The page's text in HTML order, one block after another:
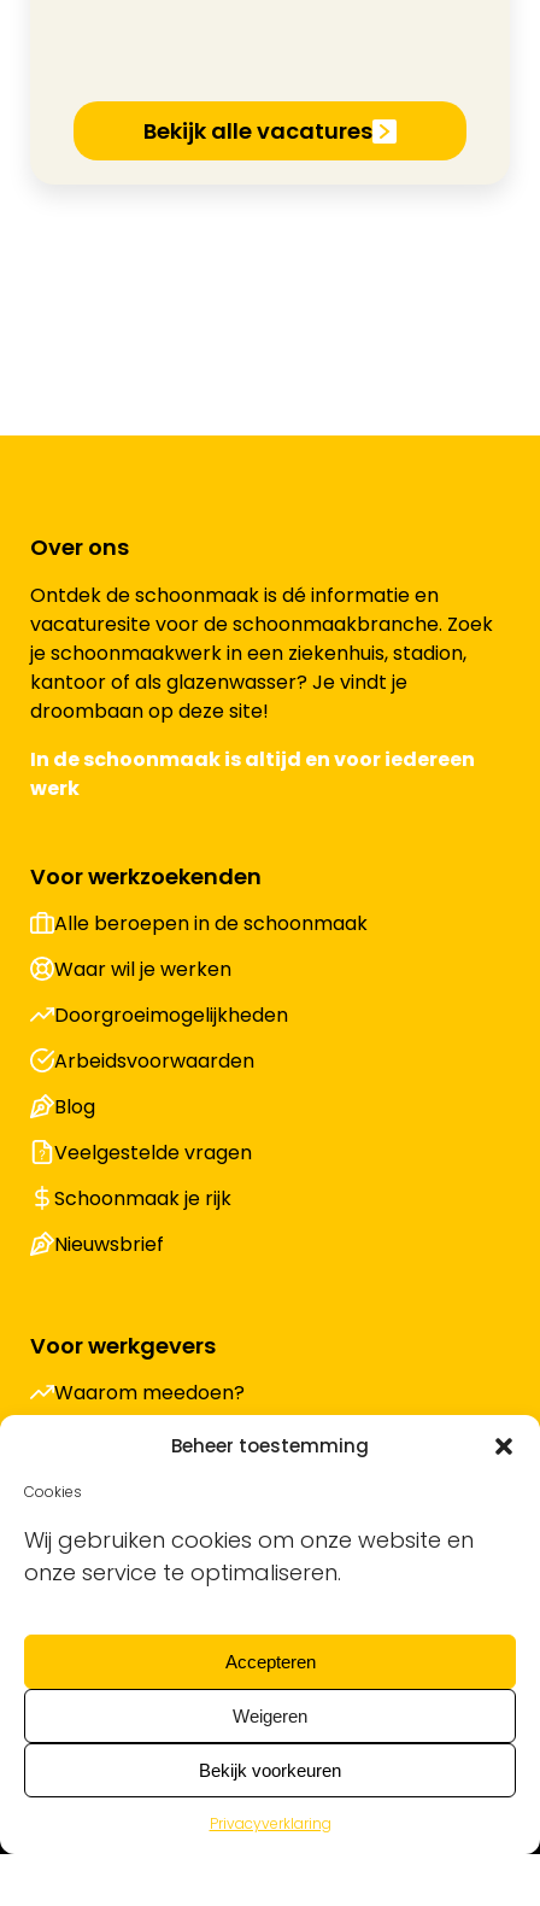
Beheer toestemming
Cookies
Wij gebruiken cookies om onze website en
onze service te optimaliseren.
Accepteren
Weigeren
Bekijk voorkeuren
Privacyverklaring
Bekijk alle vacatures
Over ons
Ontdek de schoonmaak is dé informatie en
vacaturesite voor de schoonmaakbranche. Zoek
je schoonmaakwerk in een ziekenhuis, stadion,
kantoor of als glazenwasser? Je vindt je
droombaan op deze site!
In de schoonmaak is altijd en voor iedereen
werk
Voor werkzoekenden
Alle beroepen in de schoonmaak
Waar wil je werken
Doorgroeimogelijkheden
Arbeidsvoorwaarden
Blog
Veelgestelde vragen
Schoonmaak je rijk
Nieuwsbrief
Voor werkgevers
Waarom meedoen?
Hoe werkt het en wat kost het?
Vacature plaatsen
Sollicitanten ontvangen
Blog